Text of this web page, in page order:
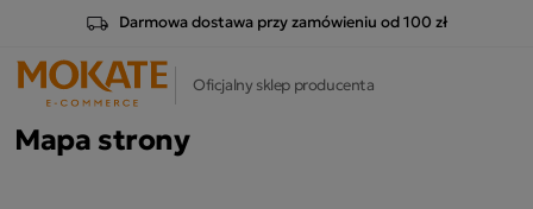
Darmowa dostawa przy zamówieniu od 100 zł
Oficjalny sklep producenta
Mapa strony